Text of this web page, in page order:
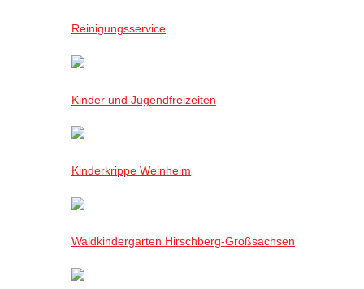
Reinigungsservice
Kinder und Jugendfreizeiten
Kinderkrippe Weinheim
Waldkindergarten Hirschberg-Großsachsen